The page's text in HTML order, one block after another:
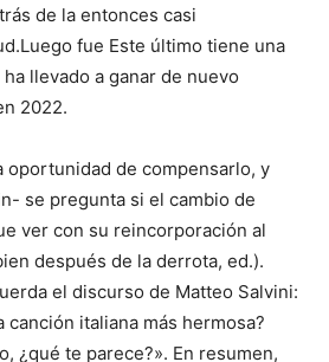
de la entonces casi
fue Este último tiene una
llevado a ganar de nuevo
2022.
oportunidad de compensarlo, y
se pregunta si el cambio de
ver con su reincorporación al
después de la derrota, ed.).
el discurso de Matteo Salvini:
canción italiana más hermosa?
¿qué te parece?». En resumen,